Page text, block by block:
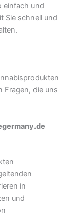
einfach und
Sie schnell und
Fragen, die uns
in
und